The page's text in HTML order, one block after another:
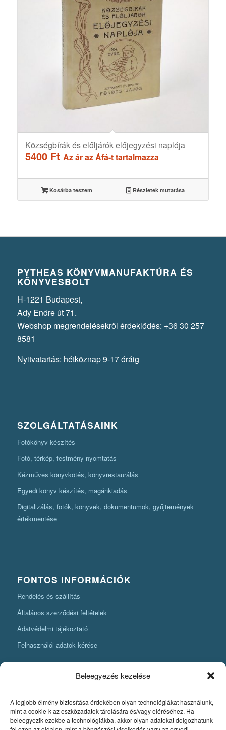
Beleegyezés kezelése
A legjobb élmény biztosítása érdekében olyan technológiákat használunk,
mint a cookie-k az eszközadatok tárolására és/vagy eléréséhez. Ha
beleegyezik ezekbe a technológiákba, akkor olyan adatokat dolgozhatunk
Községbírák és előljárók előjegyzési naplója
5400 Ft Az ár az Áfá-t tartalmazza
Kosárba teszem Részletek mutatása
PYTHEAS KÖNYVMANUFAKTÚRA ÉS
KÖNYVESBOLT
H-1221 Budapest,
Ady Endre út 71.
Webshop megrendelésekről érdeklődés: +36 30 257
8581
Nyitvatartás: hétköznap 9-17 óráig
SZOLGÁLTATÁSAINK
Fotókönyv készítés
Fotó, térkép, festmény nyomtatás
Kézműves könyvkötés, könyvrestaurálás
Egyedi könyv készítés, magánkiadás
Digitalizálás, fotók, könyvek, dokumentumok, gyűjtemények
értékmentése
FONTOS INFORMÁCIÓK
Rendelés és szállítás
Általános szerződési feltételek
Adatvédelmi tájékoztató
Felhasználói adatok kérése
KÖNYVKÉSZÍTÉSI INFORMÁCIÓK
Amit mindenképpen tudnia kell, ha könyvet szeretne készíteni